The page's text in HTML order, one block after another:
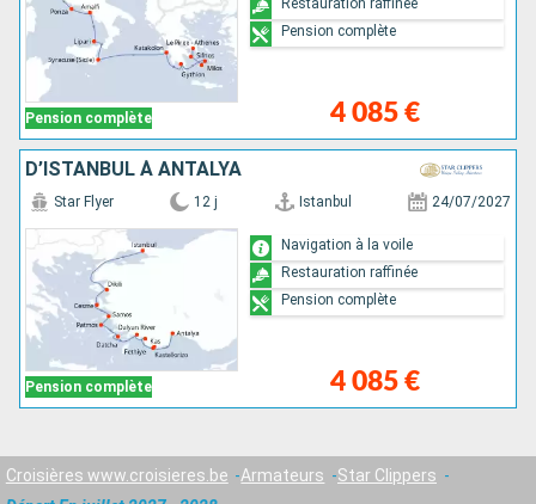
Pension complète 4 085 €
Pension complète
D’ISTANBUL À ANTALYA
Pension complète
Star Flyer 12 j Istanbul 24/07/2027
4 085 €
Navigation à la voile
Restauration raffinée
Pension complète
Croisières www.croisieres.be Armateurs
Star Clippers